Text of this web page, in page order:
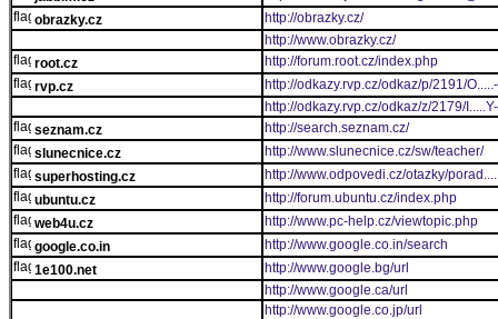
obrazky.cz
http://obrazky.cz/
http://www.obrazky.cz/
root.cz
http://forum.root.cz/index.php
rvp.cz
http://odkazy.rvp.cz/odkaz/p/2191/
http://odkazy.rvp.cz/odkaz/z/2179/
seznam.cz
http://search.seznam.cz/
slunecnice.cz
http://www.slunecnice.cz/sw/teacher/
superhosting.cz
http://www.odpovedi.cz/otazky/
ubuntu.cz
http://forum.ubuntu.cz/index.php
web4u.cz
http://www.pc-help.cz/viewtopic.php
google.co.in
http://www.google.co.in/search
1e100.net
http://www.google.bg/url
http://www.google.ca/url
http://www.google.co.jp/url